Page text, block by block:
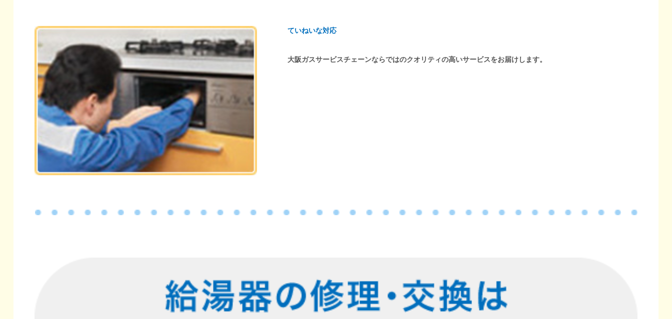
ていねいな対応
大阪ガスサービスチェーンならではのクオリティの高いサービスをお届けします。